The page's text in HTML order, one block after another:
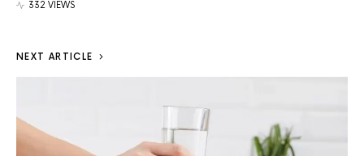
332 VIEWS
NEXT ARTICLE